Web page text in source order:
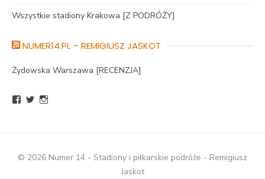
Wszystkie stadiony Krakowa [Z PODRÓŻY]
NUMER14.PL – REMIGIUSZ JASKOT
Żydowska Warszawa [RECENZJA]
ZobaczZobacz
© 2026 Numer 14 - Stadiony i piłkarskie podróże - Remigiusz
Jaskot